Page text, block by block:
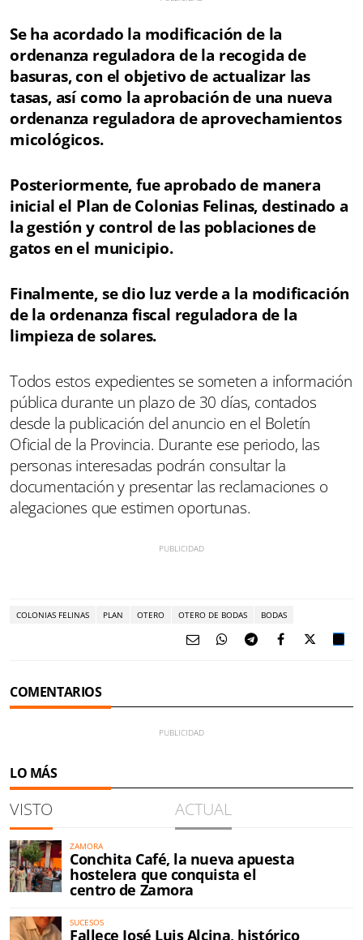
Se ha acordado la modificación de la
ordenanza reguladora de la recogida de
basuras, con el objetivo de actualizar las
tasas, así como la aprobación de una nueva
ordenanza reguladora de aprovechamientos
micológicos.
Posteriormente, fue aprobado de manera
inicial el Plan de Colonias Felinas, destinado a
la gestión y control de las poblaciones de
gatos en el municipio.
Finalmente, se dio luz verde a la modificación
de la ordenanza fiscal reguladora de la
limpieza de solares.
Todos estos expedientes se someten a información
pública durante un plazo de 30 días, contados
desde la publicación del anuncio en el Boletín
Oficial de la Provincia. Durante ese periodo, las
personas interesadas podrán consultar la
documentación y presentar las reclamaciones o
alegaciones que estimen oportunas.
COLONIAS FELINAS PLAN OTERO OTERO DE BODAS BODAS
COMENTARIOS
LO MÁS
VISTO ACTUAL
ZAMORA
Conchita Café, la nueva apuesta
hostelera que conquista el
centro de Zamora
SUCESOS
Fallece José Luis Alcina, histórico